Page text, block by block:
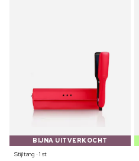
BIJNA UITVERKOCHT
Stijltang ⋅ 1 st